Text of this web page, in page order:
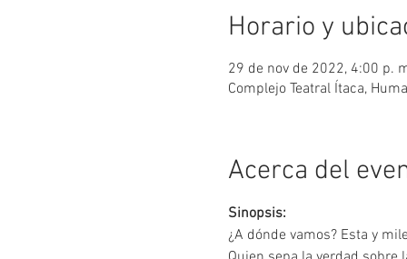
Horario y
29 de nov de 2022, 4:00 p.
Complejo Teatral Ítaca,
Acerca del
Sinopsis:
¿A dónde vamos? Esta y